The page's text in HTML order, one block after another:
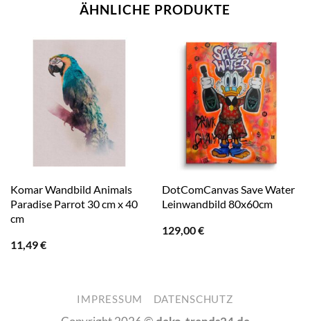
ÄHNLICHE PRODUKTE
Komar Wandbild Animals
Paradise Parrot 30 cm x 40
cm
11,49€
DotComCanvas Save Water
Leinwandbild 80x60cm
129,00€
IMPRESSUM DATENSCHUTZ